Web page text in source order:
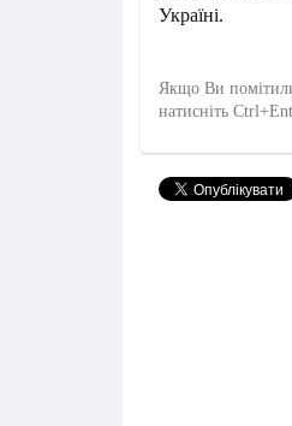
Україні.
Якщо Ви помітили
натисніть